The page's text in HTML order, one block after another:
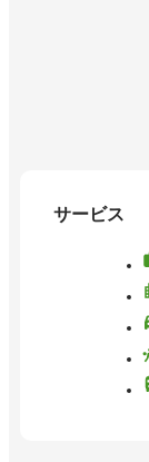
サービス